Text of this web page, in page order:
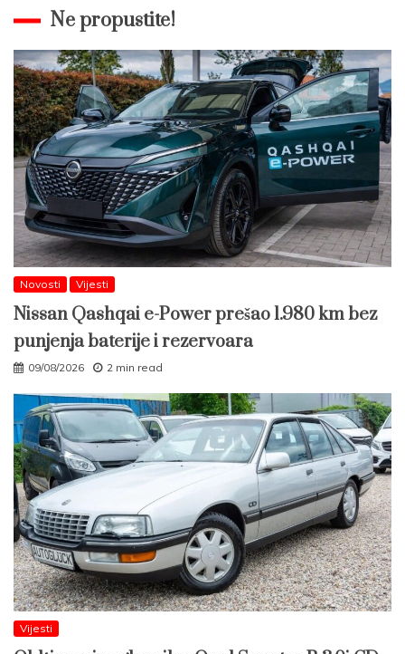
Ne propustite!
Novosti Vijesti
Nissan Qashqai e-Power prešao 1.980 km bez
punjenja baterije i rezervoara
09/08/2026 2 min read
Vijesti